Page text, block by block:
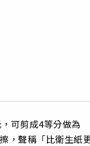
可剪成4等分做為
，聲稱「比衛生紙